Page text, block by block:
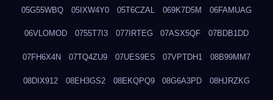
05G55WBQ 05IXW4Y0 05T6CZAL 069K7D5M 06FAMUAG
06VLOMOD 0755T7I3 077IRTEG 07ASX5QF 07BDB1DD
07FH6X4N 07TQ4ZU9 07UES9ES 07VPTDH1 08B99MM7
08DIX912 08EH3GS2 08EKQPQ9 08G6A3PD 08HJRZKG